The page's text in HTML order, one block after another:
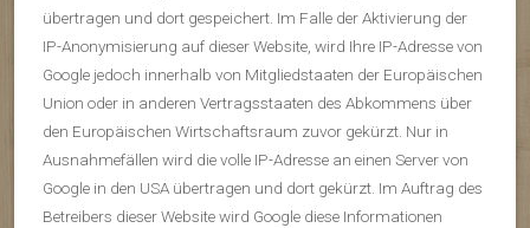
übertragen und dort gespeichert. Im Falle der Aktivierung der
IP-Anonymisierung auf dieser Website, wird Ihre IP-Adresse von
Google jedoch innerhalb von Mitgliedstaaten der Europäischen
Union oder in anderen Vertragsstaaten des Abkommens über
den Europäischen Wirtschaftsraum zuvor gekürzt. Nur in
Ausnahmefällen wird die volle IP-Adresse an einen Server von
Google in den USA übertragen und dort gekürzt. Im Auftrag des
Betreibers dieser Website wird Google diese Informationen